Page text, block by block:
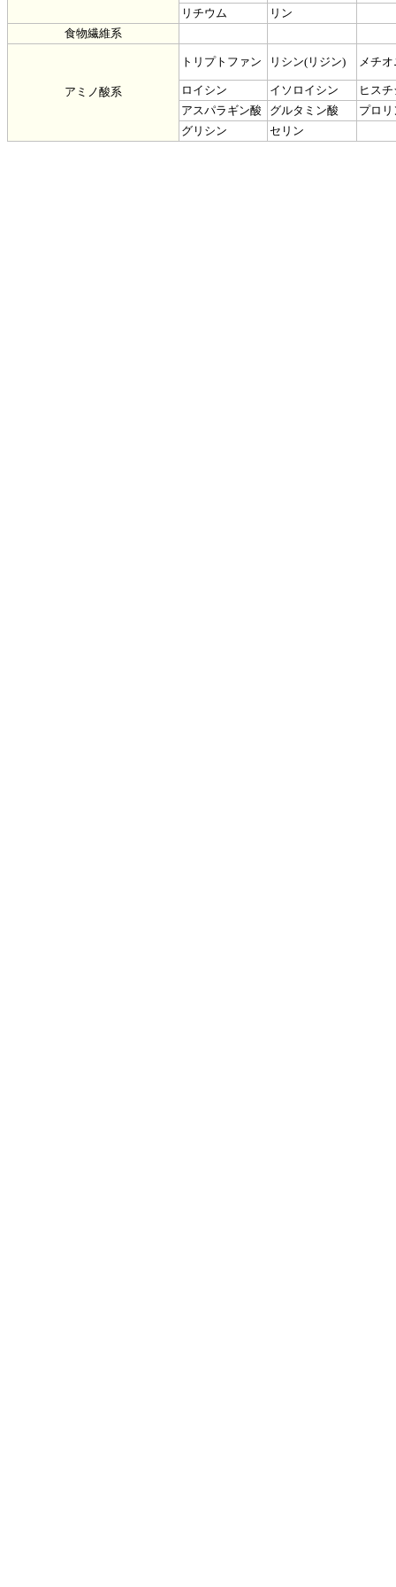
リチウム
リン
食物繊維系
アミノ酸系
トリプトファン リシン(リジン) メチ
ロイシン イソロイシン
ヒス
アスパラギン酸
グルタミン酸
プロリ
グリシン
セリン